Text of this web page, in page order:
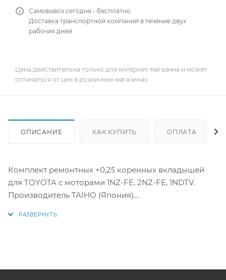
Самовывоз сегодня - бесплатно
Доставка транспортной компаний в течение двух
рабочих дней
Цена действительна только для интернет-магазина и может
отличаться от цен в розничных магазинах
ОПИСАНИЕ КАК КУПИТЬ ОПЛАТА
Комплект ремонтных +0,25 коренных вкладышей
для TOYOTA с моторами 1NZ-FE, 2NZ-FE, 1NDTV.
Производитель TAIHO (Япония)